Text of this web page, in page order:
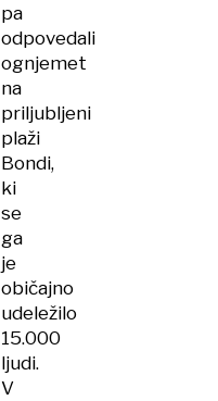
pa
odpovedali
ognjemet
na
priljubljeni
plaži
Bondi,
ki
se
ga
je
običajno
udeležilo
15.000
ljudi.
V